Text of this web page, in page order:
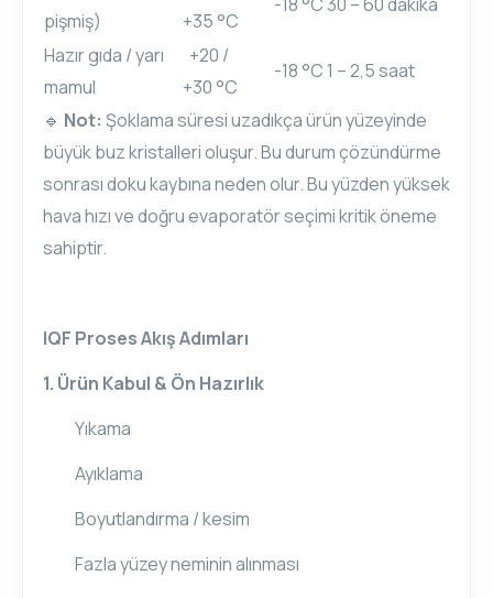
pişmiş)
+35 °C
Hazır gıda / yarı
mamul
+20 /
+30 °C
-18 °C 1 – 2,5 saat
🔹 Not: Şoklama süresi uzadıkça ürün yüzeyinde
büyük buz kristalleri oluşur. Bu durum çözündürme
sonrası doku kaybına neden olur. Bu yüzden yüksek
hava hızı ve doğru evaporatör seçimi kritik öneme
sahiptir.
IQF Proses Akış Adımları
1. Ürün Kabul & Ön Hazırlık
Yıkama
Ayıklama
Boyutlandırma / kesim
Fazla yüzey neminin alınması